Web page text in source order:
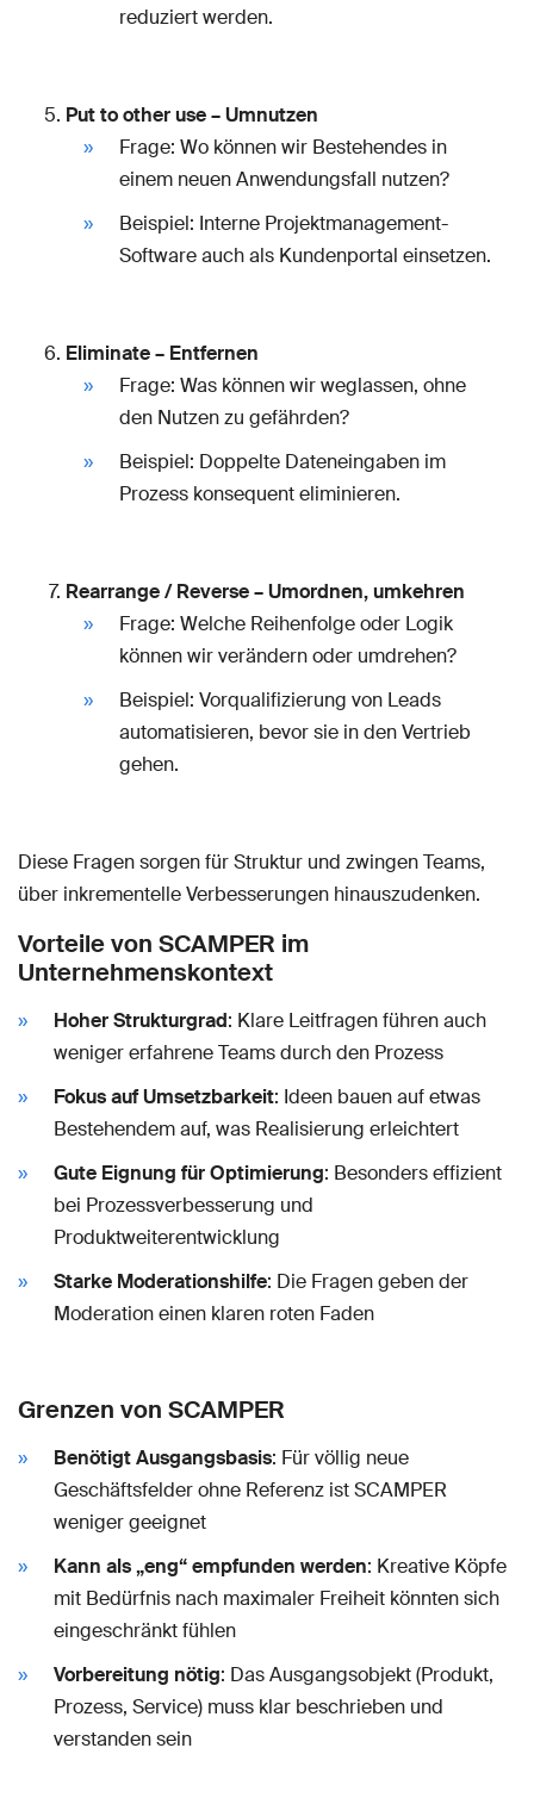
reduziert werden.
Put to other use – Umnutzen
Frage: Wo können wir Bestehendes in
einem neuen Anwendungsfall nutzen?
Beispiel: Interne Projektmanagement-
Software auch als Kundenportal einsetzen.
Eliminate – Entfernen
Frage: Was können wir weglassen, ohne
den Nutzen zu gefährden?
Beispiel: Doppelte Dateneingaben im
Prozess konsequent eliminieren.
Rearrange / Reverse – Umordnen, umkehren
Frage: Welche Reihenfolge oder Logik
können wir verändern oder umdrehen?
Beispiel: Vorqualifizierung von Leads
automatisieren, bevor sie in den Vertrieb
gehen.
Diese Fragen sorgen für Struktur und zwingen Teams,
über inkrementelle Verbesserungen hinauszudenken.
Vorteile von SCAMPER im
Unternehmenskontext
Hoher Strukturgrad: Klare Leitfragen führen auch
weniger erfahrene Teams durch den Prozess
Fokus auf Umsetzbarkeit: Ideen bauen auf etwas
Bestehendem auf, was Realisierung erleichtert
Gute Eignung für Optimierung: Besonders effizient
bei Prozessverbesserung und
Produktweiterentwicklung
Starke Moderationshilfe: Die Fragen geben der
Moderation einen klaren roten Faden
Grenzen von SCAMPER
Benötigt Ausgangsbasis: Für völlig neue
Geschäftsfelder ohne Referenz ist SCAMPER
weniger geeignet
Kann als „eng“ empfunden werden: Kreative Köpfe
mit Bedürfnis nach maximaler Freiheit könnten sich
eingeschränkt fühlen
Vorbereitung nötig: Das Ausgangsobjekt (Produkt,
Prozess, Service) muss klar beschrieben und
verstanden sein